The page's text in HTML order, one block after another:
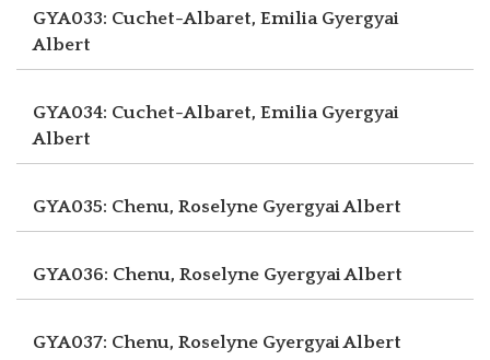
GYA033: Cuchet-Albaret, Emilia Gyergyai
Albert
GYA034: Cuchet-Albaret, Emilia Gyergyai
Albert
GYA035: Chenu, Roselyne Gyergyai Albert
GYA036: Chenu, Roselyne Gyergyai Albert
GYA037: Chenu, Roselyne Gyergyai Albert